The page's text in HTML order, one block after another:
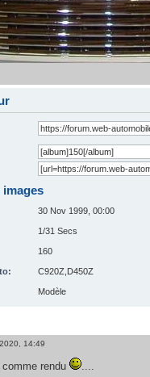
30 Nov 1999, 00:00
1/31 Secs
160
C920Z,D450Z
Modèle
14:49
rendu ....